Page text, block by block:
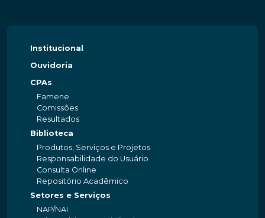
Institucional
Ouvidoria
CPAs
Famene
Comissões
Resultados
Biblioteca
Produtos, Serviços e Projetos
Responsabilidade do Usuário
Consulta Online
Repositório Acadêmico
Setores e Serviços
NAP/NAI